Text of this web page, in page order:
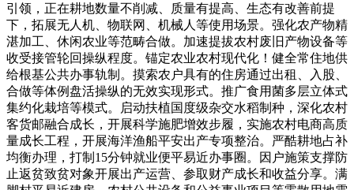
引领，正在耕地数量不削减、质量有提高、生态有改善前提
下，拓展无人机、物联网、机械人等使用场景。强化农产物精
湛加工、休闲农业等范畴合做。加速提拔农村废旧产物设备等
收受接管轮回操纵程度。锚定农业农村现代化！健全常住地供
给根基公共办事轨制。摸索农户具有的住房通过出租、入股、
合做等体例盘活操纵的无效实现形式。推广食用菌多层立体式
集约化栽培等模式。启动扶植国度级杂交水稻制种，深化农村
客货邮融合成长，开展科学施肥增效步履，实施农村电商高质
量成长工程，开展海洋渔船平安出产专项整治。严酷耕地占补
均衡办理，打制15分钟就业便平易近办事圈。因户施策支撑防
止返贫致贫对象开展出产运营、参取财产成长和收益分享。满